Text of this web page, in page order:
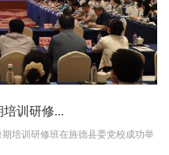
训研修...
培训研修班在旌德县委党校成功举